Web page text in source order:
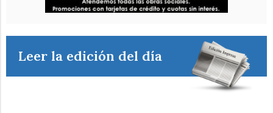
Leer la edición del día